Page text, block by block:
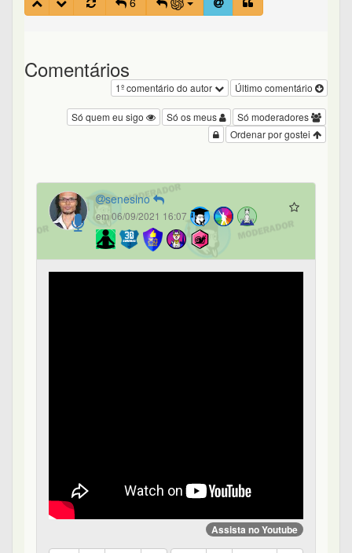
Comentários
Último comentário
1º comentário do autor
Só moderadores
Só os meus
Só quem eu sigo
Ordenar por gostei
senesino
em 06/09/2021 16:07
Assista no Youtube